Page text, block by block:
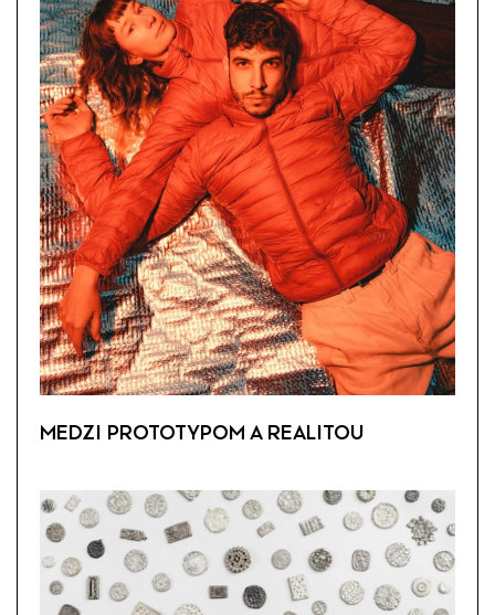
MEDZI PROTOTYPOM A REALITOU